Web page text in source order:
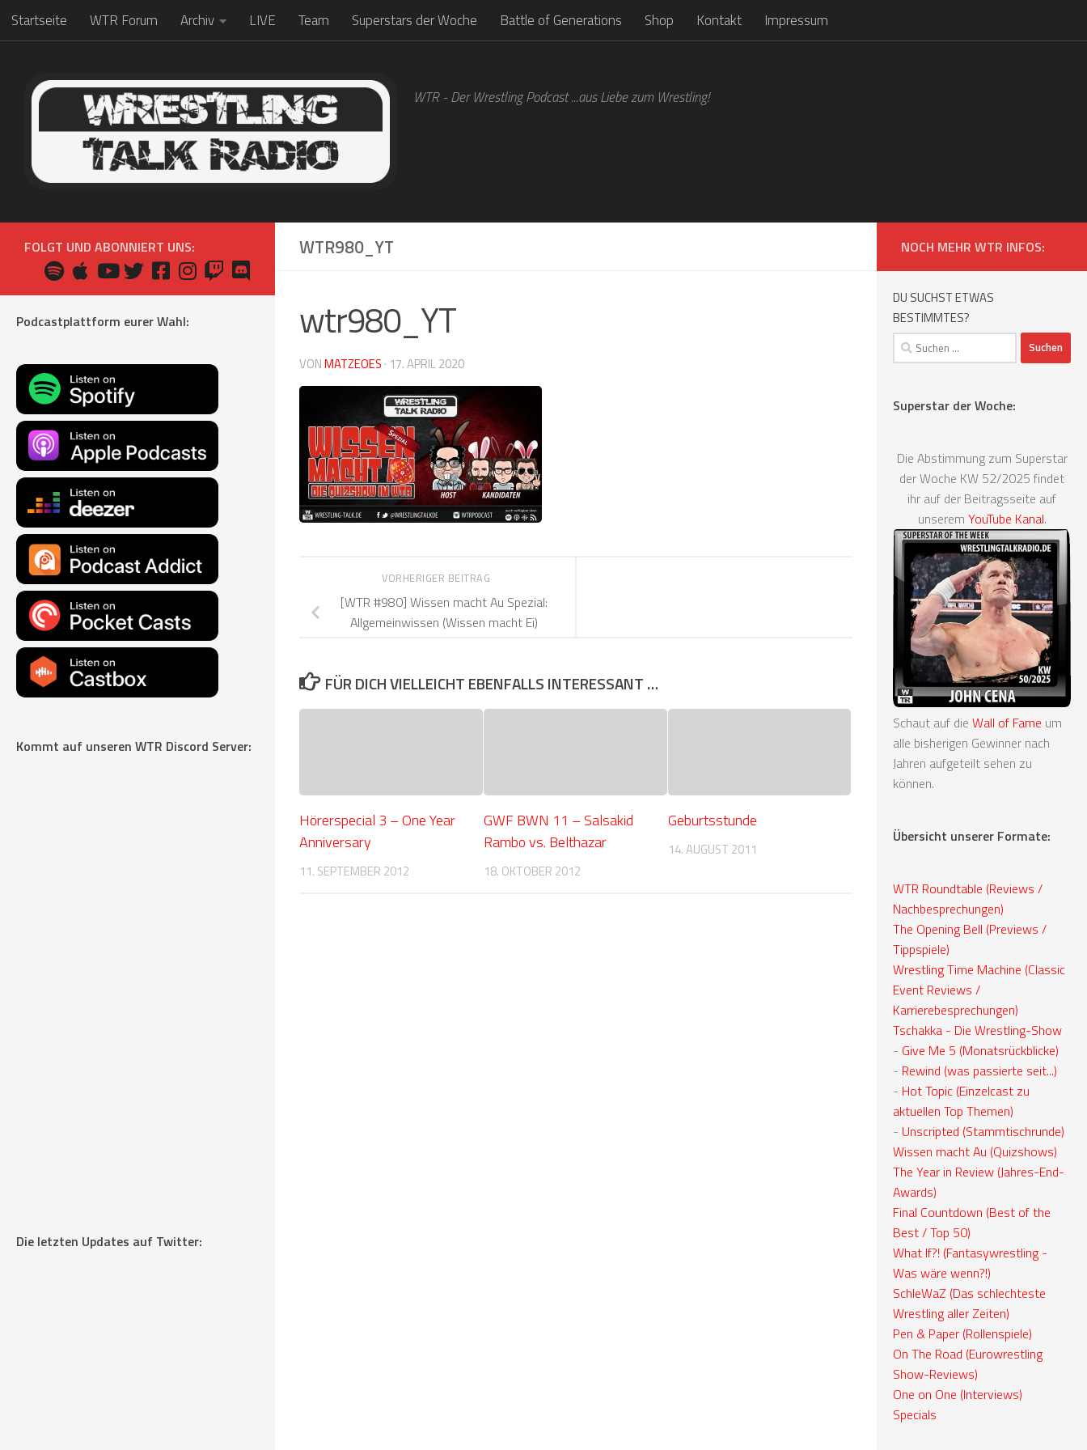
Zum Inhalt springen
Startseite WTR Forum Archiv LIVE Team Superstars der Woche Battle of Generations Shop Kontakt Impressum
WTR - Der Wrestling Podcast ...aus Liebe zum Wrestling!
WTR980_YT
wtr980_YT
VONMATZEOES · 17. APRIL 2020
VORHERIGER BEITRAG
[WTR #980] Wissen macht Au Spezial:
Allgemeinwissen (Wissen macht Ei)
FÜR DICH VIELLEICHT EBENFALLS INTERESSANT …
Hörerspecial 3 – One Year
Anniversary
11. SEPTEMBER 2012
GWF BWN 11 – Salsakid
Rambo vs. Belthazar
18. OKTOBER 2012
Geburtsstunde
14. AUGUST 2011
FOLGT UND ABONNIERT UNS:
Podcastplattform eurer Wahl:
Kommt auf unseren WTR Discord Server:
Die letzten Updates auf Twitter:
NOCH MEHR WTR INFOS:
DU SUCHST ETWAS
BESTIMMTES?
Suchen
nach:
Superstar der Woche:
Die Abstimmung zum Superstar
der Woche KW 52/2025 findet
ihr auf der Beitragsseite auf
unserem YouTube Kanal.
Schaut auf die Wall of Fame um
alle bisherigen Gewinner nach
Jahren aufgeteilt sehen zu
können.
Übersicht unserer Formate:
WTR Roundtable (Reviews /
Nachbesprechungen)
The Opening Bell (Previews /
Tippspiele)
Wrestling Time Machine (Classic
Event Reviews /
Karrierebesprechungen)
Tschakka - Die Wrestling-Show
- Give Me 5 (Monatsrückblicke)
- Rewind (was passierte seit...)
- Hot Topic (Einzelcast zu
aktuellen Top Themen)
- Unscripted (Stammtischrunde)
Wissen macht Au (Quizshows)
The Year in Review (Jahres-End-
Awards)
Final Countdown (Best of the
Best / Top 50)
What If?! (Fantasywrestling -
Was wäre wenn?!)
SchleWaZ (Das schlechteste
Wrestling aller Zeiten)
Pen & Paper (Rollenspiele)
On The Road (Eurowrestling
Show-Reviews)
One on One (Interviews)
Specials